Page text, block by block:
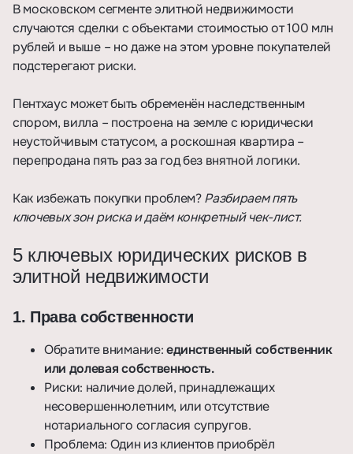
В московском сегменте элитной недвижимости
случаются сделки с объектами стоимостью от 100 млн
рублей и выше – но даже на этом уровне покупателей
подстерегают риски.
Пентхаус может быть обременён наследственным
спором, вилла – построена на земле с юридически
неустойчивым статусом, а роскошная квартира –
перепродана пять раз за год без внятной логики.
Как избежать покупки проблем?Разбираем пять
ключевых зон риска и даём конкретный чек-лист.
5 ключевых юридических рисков в
элитной недвижимости
1. Права собственности
Обратите внимание:единственный собственник
или долевая собственность.
Риски: наличие долей, принадлежащих
несовершеннолетним, или отсутствие
нотариального согласия супругов.
Проблема: Один из клиентов приобрёл